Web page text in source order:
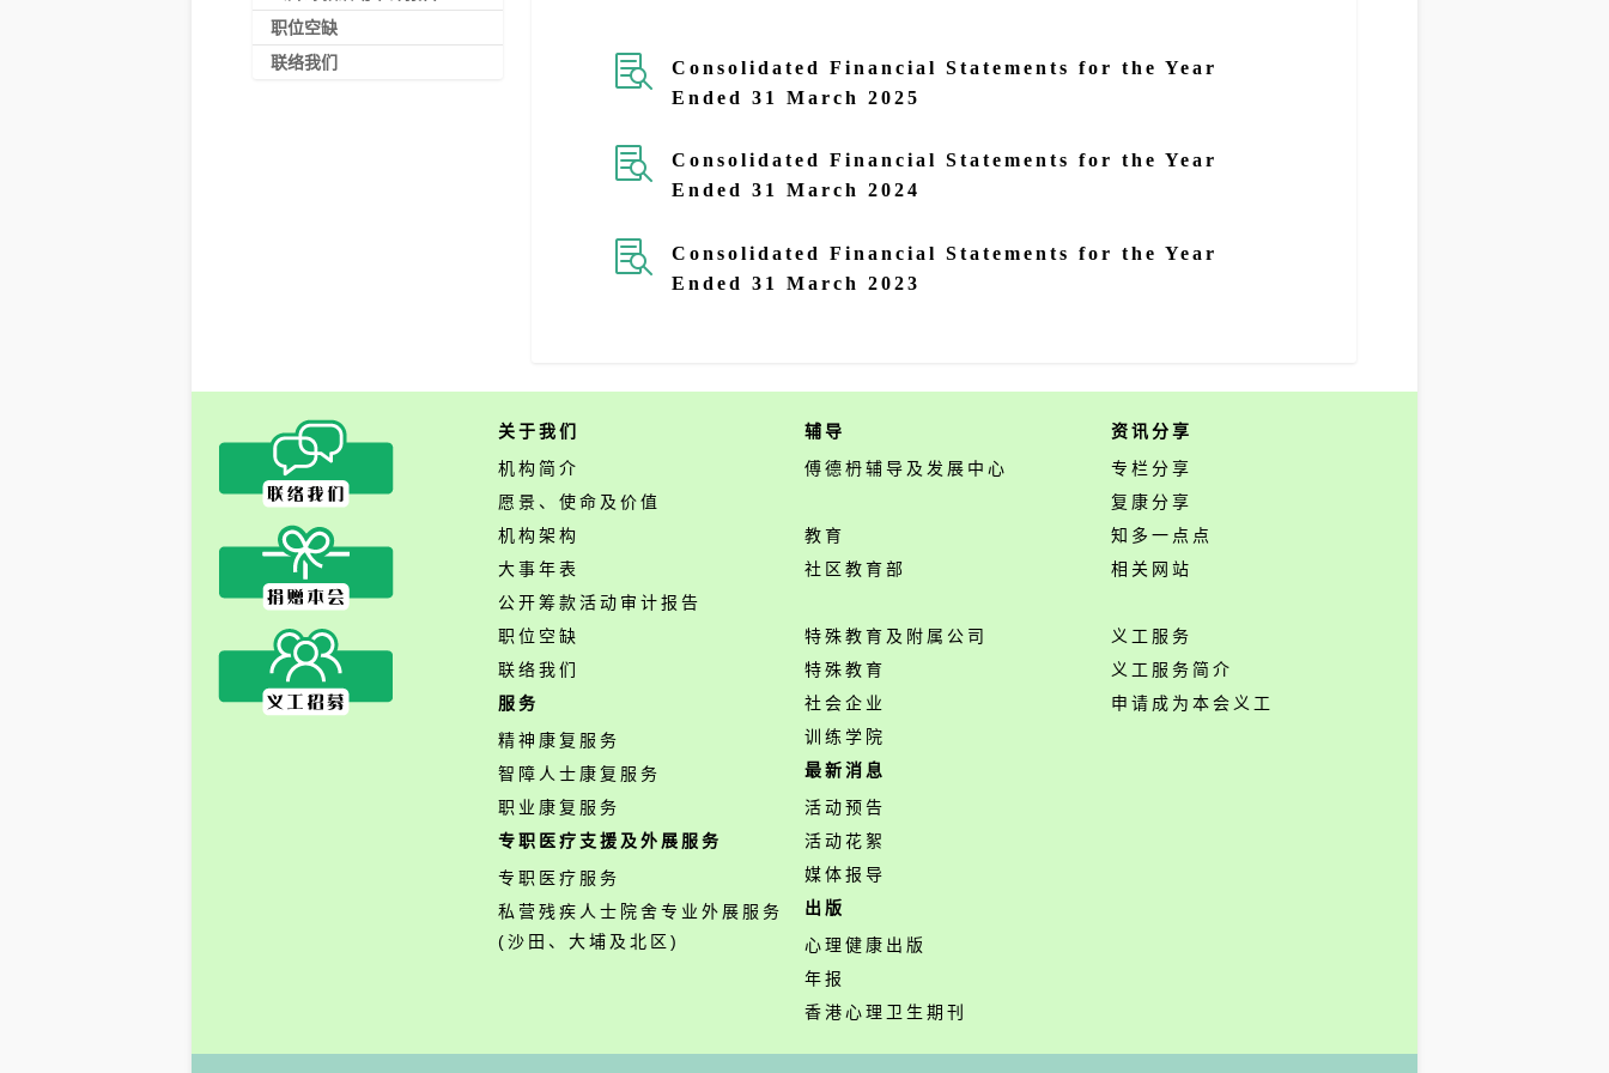

Consolidated Financial Statements for the Year
Ended 31 March 2025

Consolidated Financial Statements for the Year
Ended 31 March 2024

Consolidated Financial Statements for the Year
Ended 31 March 2023
职位空缺
联络我们
关于我们
机构简介
愿景、使命及价值
机构架构
大事年表
公开筹款活动审计报告
职位空缺
联络我们
服务
精神康复服务
智障人士康复服务
职业康复服务
专职医疗支援及外展服务
专职医疗服务
私营残疾人士院舍专业外展服务
(沙田、大埔及北区)
辅导
傅德枬辅导及发展中心
教育
社区教育部
特殊教育及附属公司
特殊教育
社会企业
训练学院
最新消息
活动预告
活动花絮
媒体报导
出版
心理健康出版
年报
香港心理卫生期刊
资讯分享
专栏分享
复康分享
知多一点点
相关网站
义工服务
义工服务简介
申请成为本会义工